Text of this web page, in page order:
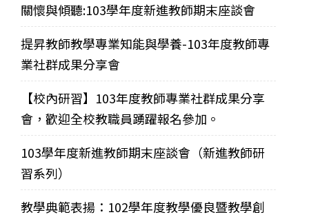
關懷與傾聽:103學年度新進教師期末座談會
提昇教師教學專業知能與學養-103年度教師專
業社群成果分享會
【校內研習】103年度教師專業社群成果分享
會，歡迎全校教職員踴躍報名參加。
103學年度新進教師期末座談會（新進教師研
習系列）
教學典範表揚：102學年度教學優良暨教學創